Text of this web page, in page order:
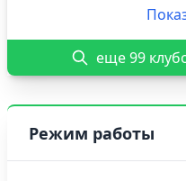
еще 99
Режим работы